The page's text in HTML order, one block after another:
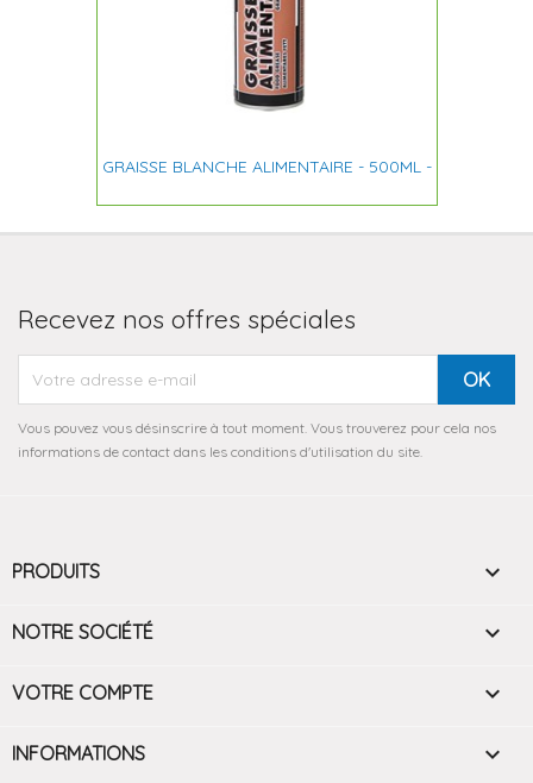
GRAISSE BLANCHE ALIMENTAIRE - 500ML -
Recevez nos offres spéciales
Vous pouvez vous désinscrire à tout moment. Vous trouverez pour cela nos
informations de contact dans les conditions d'utilisation du site.
PRODUITS 
NOTRE SOCIÉTÉ 
VOTRE COMPTE 
INFORMATIONS keyboard_arrow_down